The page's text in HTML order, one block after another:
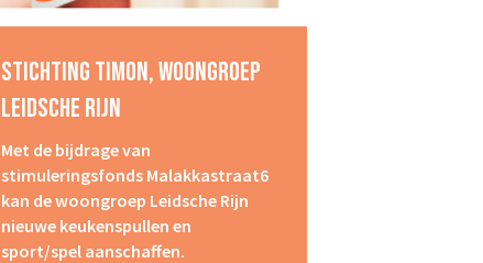
Stichting Timon, Woongroep
Leidsche Rijn
Met de bijdrage van
stimuleringsfonds Malakkastraat6
kan de woongroep Leidsche Rijn
nieuwe keukenspullen en
sport/spel aanschaffen.